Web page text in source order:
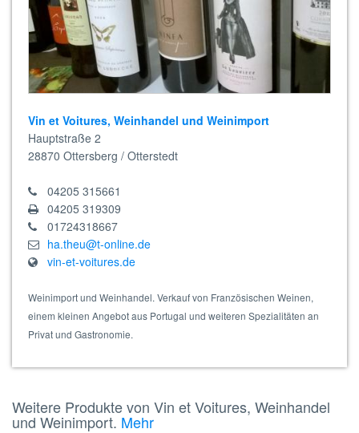
Vin et Voitures, Weinhandel und Weinimport
Hauptstraße 2
28870 Ottersberg / Otterstedt
04205 315661
04205 319309
01724318667
ha.theu@t-online.de
vin-et-voitures.de
Weinimport und Weinhandel. Verkauf von Französischen Weinen,
einem kleinen Angebot aus Portugal und weiteren Spezialitäten an
Privat und Gastronomie.
Weitere Produkte von Vin et Voitures, Weinhandel
und Weinimport. Mehr